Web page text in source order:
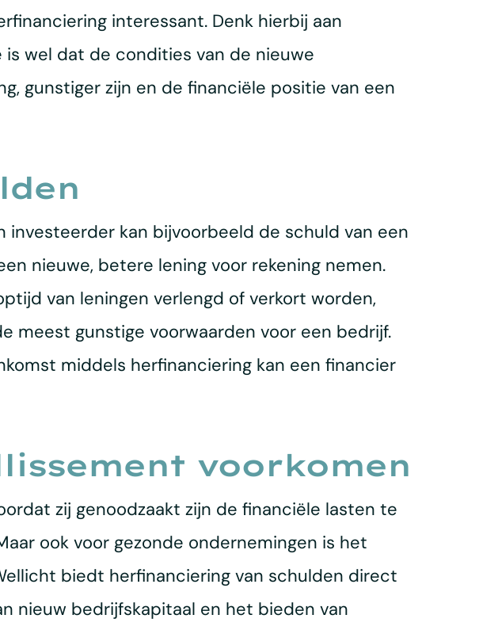
interessant. Denk hierbij aan
wel dat de condities van de nieuwe
gunstiger zijn en de financiële positie van een
investeerder kan bijvoorbeeld de schuld van een
nieuwe, betere lening voor rekening nemen.
van leningen verlengd of verkort worden,
meest gunstige voorwaarden voor een bedrijf.
middels herfinanciering kan een financier
voorkomen
zij genoodzaakt zijn de financiële lasten te
ook voor gezonde ondernemingen is het
biedt herfinanciering van schulden direct
nieuw bedrijfskapitaal en het bieden van